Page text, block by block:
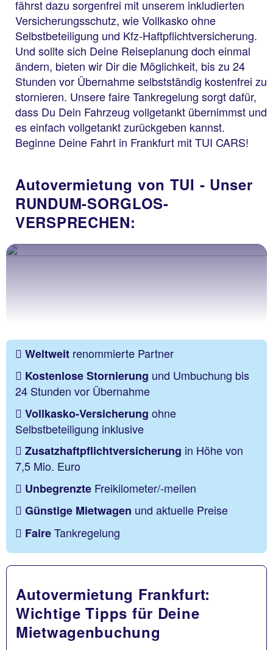
fährst dazu sorgenfrei mit unserem inkludierten
Versicherungsschutz, wie Vollkasko ohne
Selbstbeteiligung und Kfz-Haftpflichtversicherung.
Und sollte sich Deine Reiseplanung doch einmal
ändern, bieten wir Dir die Möglichkeit, bis zu 24
Stunden vor Übernahme selbstständig kostenfrei zu
stornieren. Unsere faire Tankregelung sorgt dafür,
dass Du Dein Fahrzeug vollgetankt übernimmst und
es einfach vollgetankt zurückgeben kannst.
Beginne Deine Fahrt in Frankfurt mit TUI CARS!
Autovermietung von TUI - Unser
RUNDUM-SORGLOS-
VERSPRECHEN:
Weltweit renommierte Partner
Kostenlose Stornierung und Umbuchung bis
24 Stunden vor Übernahme
Vollkasko-Versicherung ohne
Selbstbeteiligung inklusive
Zusatzhaftpflichtversicherung in Höhe von
7,5 Mio. Euro
Unbegrenzte Freikilometer/-meilen
Günstige Mietwagen und aktuelle Preise
FaireTankregelung
Autovermietung Frankfurt:
Wichtige Tipps für Deine
Mietwagenbuchung